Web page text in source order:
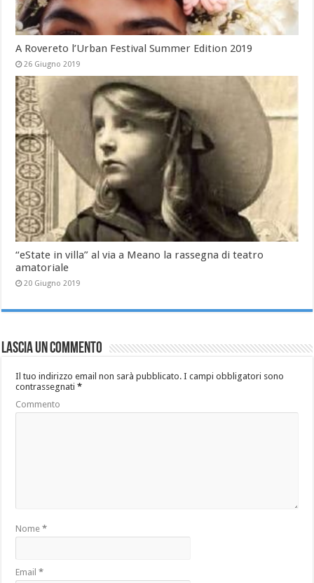
A Rovereto l’Urban Festival Summer Edition 2019
26 Giugno 2019
“eState in villa” al via a Meano la rassegna di teatro
amatoriale
20 Giugno 2019
Lascia un commento
Il tuo indirizzo email non sarà pubblicato. I campi obbligatori sono
contrassegnati*
Commento
Nome*
Email*